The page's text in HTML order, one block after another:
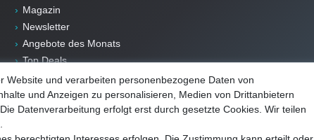
Magazin
Newsletter
Angebote des Monats
Top Deals
B-Wareund verarbeiten personenbezogene Daten von
und Anzeigen zu personalisieren, Medien von Drittanbietern
Datenverarbeitung erfolgt erst durch gesetzte Cookies. Wir teilen